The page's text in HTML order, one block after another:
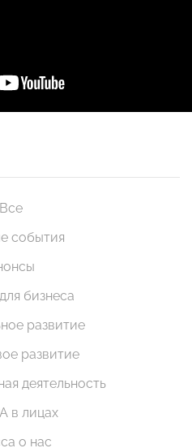
Все
события
бизнеса
развитие
развитие
деятельность
в лицах
о нас